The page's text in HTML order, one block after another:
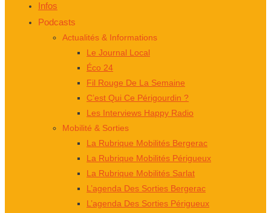
Infos
Podcasts
Actualités & Informations
Le Journal Local
Éco 24
Fil Rouge De La Semaine
C’est Qui Ce Périgourdin ?
Les Interviews Happy Radio
Mobilité & Sorties
La Rubrique Mobilités Bergerac
La Rubrique Mobilités Périgueux
La Rubrique Mobilités Sarlat
L’agenda Des Sorties Bergerac
L’agenda Des Sorties Périgueux